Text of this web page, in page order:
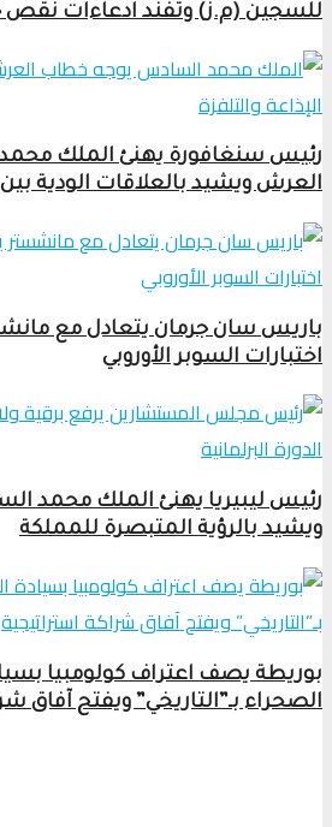
للسجين (م.ز) وتفند ادعاءات نقص
رئيس سنغافورة يهنئ الملك
العرش ويشيد بالعلاقات الودية بين
اختبارات السوبر الأوروبي
رئيس ليبيريا يهنئ الملك محمد
ويشيد بالرؤية المتبصرة للمملكة
بوريطة يصف اعتراف كولومبيا
الصحراء بـ”التاريخي” ويفتح آفاق